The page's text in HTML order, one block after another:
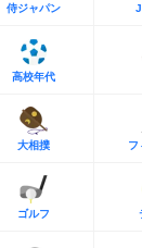
侍ジャパン
高校年代
大相撲 フ
ゴルフ